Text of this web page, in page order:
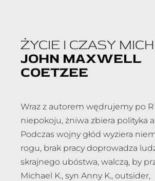
ŻYCIE I CZASY
JOHN MAXWELL
COETZEE
Wraz z autorem wędrujemy po
niepokoju, żniwa zbiera polityka
Podczas wojny głód wyziera
rogu, brak pracy doprowadza
skrajnego ubóstwa, walczą, by
Michael K., syn Anny K., outsider,